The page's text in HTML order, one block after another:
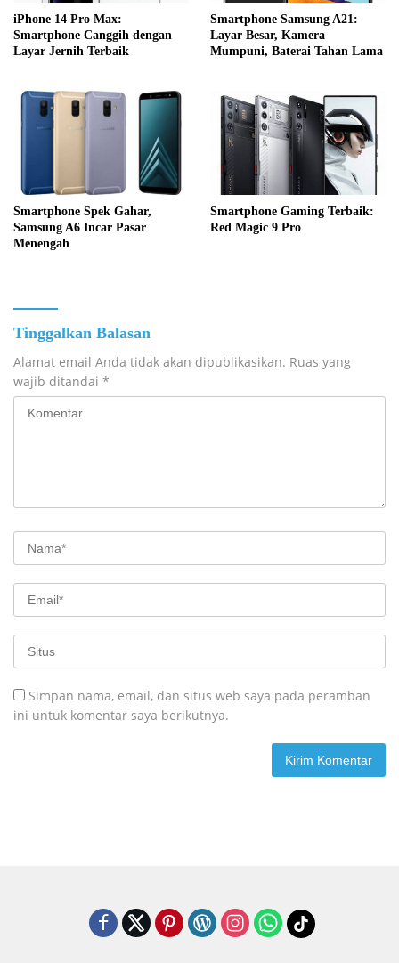
iPhone 14 Pro Max:
Smartphone Canggih dengan
Layar Jernih Terbaik
Smartphone Samsung A21:
Layar Besar, Kamera
Mumpuni, Baterai Tahan Lama
Smartphone Spek Gahar,
Samsung A6 Incar Pasar
Menengah
Smartphone Gaming Terbaik:
Red Magic 9 Pro
Tinggalkan Balasan
Alamat email Anda tidak akan dipublikasikan. Ruas yang
wajib ditandai *
Simpan nama, email, dan situs web saya pada peramban
ini untuk komentar saya berikutnya.